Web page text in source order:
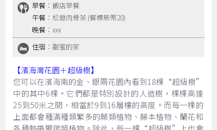
早餐 ：飯店早餐
午餐 ：松發肉骨茶 (餐標新幣20)
晚餐 ：xxx
住宿 ：甜蜜的家
【濱海灣花園＋超級樹】
您可以在濱海南的金、銀兩花園內看到18棵“超級樹”
中的其中6棵。它們都是特別設計的人造樹，棵棵高達
25到50米之間，相當於9到16層樓的高度。而每一棵的
上面都會種滿種類繁多的蕨類植物、藤本植物、蘭花和